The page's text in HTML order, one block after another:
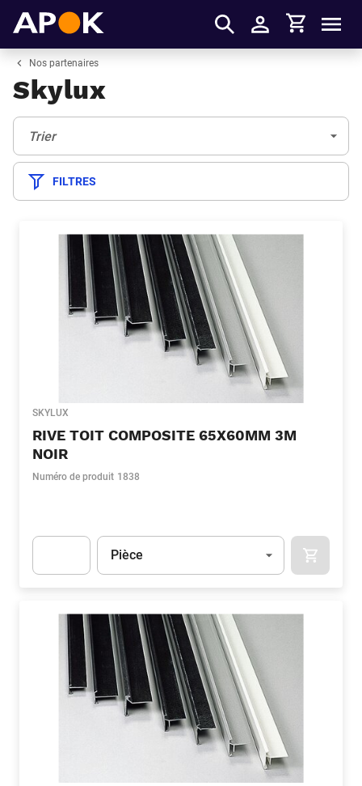
S'identifier
Panier
Nos partenaires
Skylux
Trier:
Trier
FILTRES
SKYLUX
RIVE TOIT COMPOSITE 65X60MM 3M
NOIR
Numéro de produit 1838
Unité
Pièce